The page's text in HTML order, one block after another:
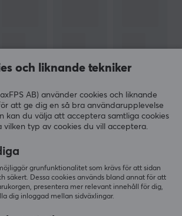
för gamers
gamers prenumererar idag på vårt
exklusiva nyheter, ta emot grymma
och liknande tekniker
AB) använder cookies och liknande
att ge dig en så bra användarupplevelse
kan du välja att acceptera samtliga cookies
vilken typ av cookies du vill acceptera.
grunfunktionalitet som krävs för att sidan
säkert. Dessa cookies används bland annat för att
presentera mer relevant innehåll för dig,
dig inloggad mellan sidväxlingar.